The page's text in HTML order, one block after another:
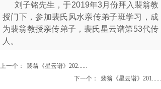
刘子铭先生，于2019年3月份拜入裴翁教
授门下，参加裴氏风水亲传弟子班学习，成
为裴翁教授亲传弟子，裴氏星云谱第53代传
人。
上一个：
裴翁《星云谱》202......
下一个：
裴翁《星云谱》201......